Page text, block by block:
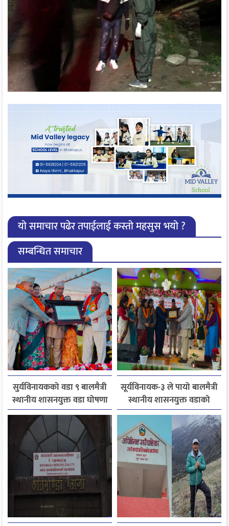
यो समाचार पढेर तपाईलाई कस्तो महसुस भयो ?
सम्बन्धित समाचार
सुर्यविनायकको वडा ९ बालमैत्री
स्थानीय शासनयुक्त वडा घोषणा
सूर्यविनायक-३ ले पायो बालमैत्री
स्थानीय शासनयुक्त वडाको
मान्यता